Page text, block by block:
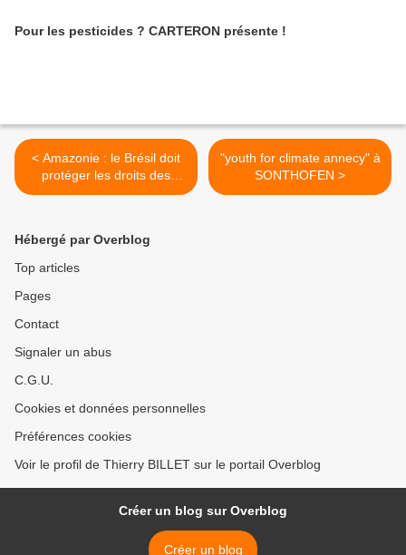
Pour les pesticides ? CARTERON présente !
< Amazonie : le Brésil doit
protéger les droits des
populations autochtones
"youth for climate annecy" à
SONTHOFEN >
Hébergé par Overblog
Top articles
Pages
Contact
Signaler un abus
C.G.U.
Cookies et données personnelles
Préférences cookies
Voir le profil de Thierry BILLET sur le portail Overblog
Créer un blog sur Overblog
Créer un blog